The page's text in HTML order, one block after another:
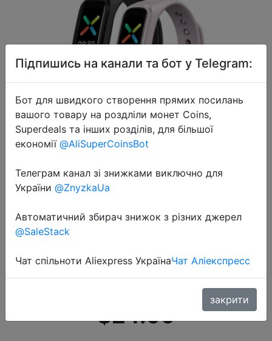
2020-11-12
Оригинальный Смарт браслет
Смарт Браслет фитнес трекер
Bluetooth спортивный
водонепроницаемый смарт
браслет
$24.99
Підпишись на канали та бот у Telegram:
Бот для швидкого створення прямих посилань
вашого товару на роздліли монет Coins,
Superdeals та інших розділів, для більшої
економії @AliSuperCoinsBot
Телеграм канал зі знижками виключно для
України @ZnyzkaUa
Автоматичний збирач знижок з різних джерел
@SaleStack
Чат спільноти Aliexpress УкраїнаЧат Аліекспресс
закрити